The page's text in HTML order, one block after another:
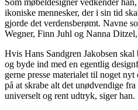
Som møbeldesigner vedkender
ikoniske mennesker, der i sin tid
gjorde det verdensberømt. Navne
Wegner, Finn Juhl og Nanna
Hvis Hans Sandgren Jakobsen
og byde ind med en egentlig
gerne presse materialet til noget
på at skrabe alt det unødvendige
universelt og rent udtryk, siger han.